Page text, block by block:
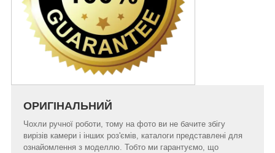
ОРИГІНАЛЬНИЙ
Чохли ручної роботи, тому на фото ви не бачите збігу
вирізів камери і інших роз'ємів, каталоги представлені для
ознайомлення з моделлю. Тобто ми гарантуємо, що